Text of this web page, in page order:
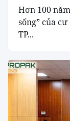
Hơn 100
sống” của
TP...